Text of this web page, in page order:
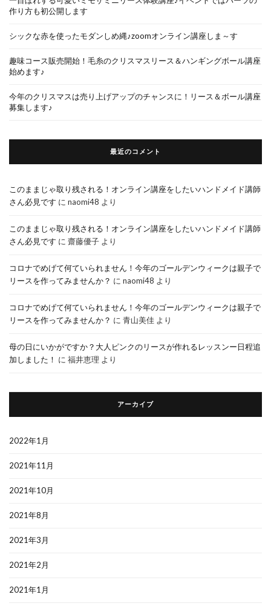
作り方も初公開します
シックな赤を使ったモダンしめ縄♪zoomオンライン講座しま～す
趣味コース販売開始！毛糸のクリスマスリース＆ハンギングボール講座
始めます♪
今年のクリスマスは売り上げアップのチャンスに！リース＆ボール講座
募集します♪
最近のコメント
このままじゃ取り残される！オンライン講座をしたいハンドメイド講師
さん必見です に naomi48 より
このままじゃ取り残される！オンライン講座をしたいハンドメイド講師
さん必見です に 齋藤優子 より
コロナでめげて何ていられません！今年のゴールデンウィークは親子で
リースを作ってみませんか？ に naomi48 より
コロナでめげて何ていられません！今年のゴールデンウィークは親子で
リースを作ってみませんか？ に 青山美佳 より
母の日にいかがですか？大人ピンクのリースが作れるレッスンー日程追
加しました！ に 福井恵理 より
アーカイブ
2022年1月
2021年11月
2021年10月
2021年8月
2021年3月
2021年2月
2021年1月